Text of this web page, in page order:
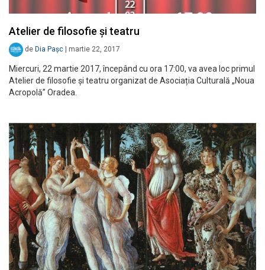
Atelier de filosofie și teatru
de Dia Pașc | martie 22, 2017
Miercuri, 22 martie 2017, începând cu ora 17:00, va avea loc primul
Atelier de filosofie și teatru organizat de Asociația Culturală „Noua
Acropolă” Oradea.